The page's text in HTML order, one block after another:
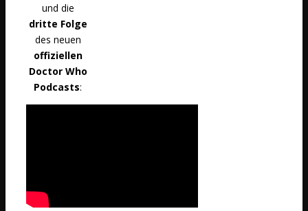
und die
dritte Folge
des neuen
offiziellen
Doctor Who
Podcasts: